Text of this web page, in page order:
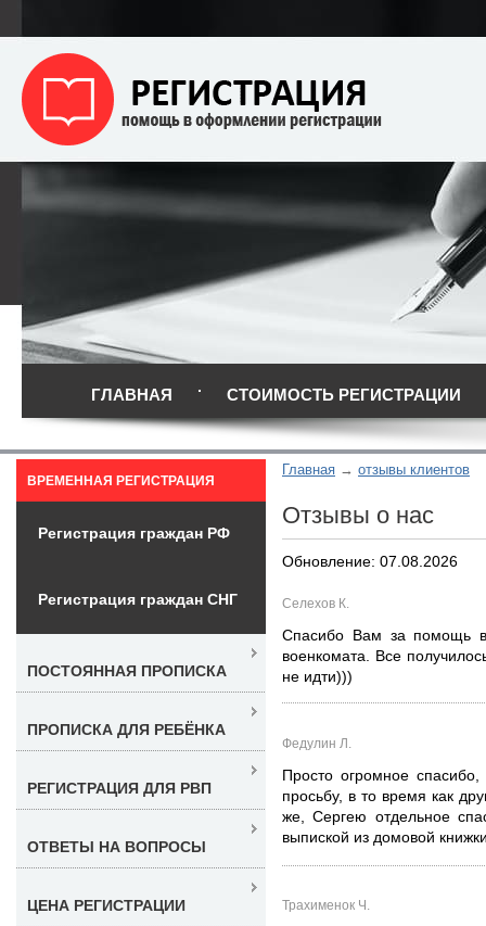
ГЛАВНАЯ СТОИМОСТЬ РЕГИСТРАЦИИ
Главная отзывы клиентов
Отзывы о нас
Обновление: 07.08.2026
Селехов К.
Спасибо Вам за помощь
военкомата. Все
не идти)))
Федулин Л.
Просто огромное
просьбу, в то время как
же, Сергею отдельное
выпиской из домовой
Трахименок Ч.
ВРЕМЕННАЯ РЕГИСТРАЦИЯ
Регистрация граждан РФ
Регистрация граждан СНГ
ПОСТОЯННАЯ ПРОПИСКА
ПРОПИСКА ДЛЯ РЕБЁНКА
РЕГИСТРАЦИЯ ДЛЯ РВП
ОТВЕТЫ НА ВОПРОСЫ
ЦЕНА РЕГИСТРАЦИИ